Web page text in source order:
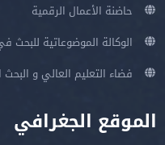
حاضنة الأعمال الرقمية
الوكالة الموضوعاتية للبحث
فضاء التعليم العالي و
الموقع الجغرافي